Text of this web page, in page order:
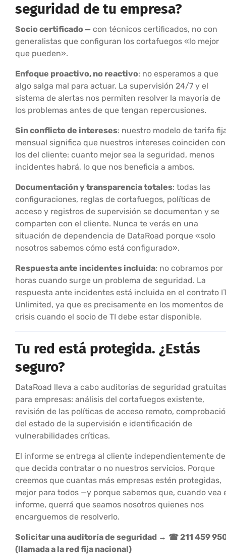
seguridad de tu empresa?
Socio certificado — con técnicos certificados, no con
generalistas que configuran los cortafuegos «lo mejor
que pueden».
Enfoque proactivo, no reactivo: no esperamos a que
algo salga mal para actuar. La supervisión 24/7 y el
sistema de alertas nos permiten resolver la mayoría de
los problemas antes de que tengan repercusiones.
Sin conflicto de intereses: nuestro modelo de tarifa
mensual significa que nuestros intereses coinciden con
los del cliente: cuanto mejor sea la seguridad, menos
incidentes habrá, lo que nos beneficia a ambos.
Documentación y transparencia totales: todas las
configuraciones, reglas de cortafuegos, políticas de
acceso y registros de supervisión se documentan y se
comparten con el cliente. Nunca te verás en una
situación de dependencia de DataRoad porque «solo
nosotros sabemos cómo está configurado».
Respuesta ante incidentes incluida: no cobramos por
horas cuando surge un problema de seguridad. La
respuesta ante incidentes está incluida en el contrato
Unlimited, ya que es precisamente en los momentos de
crisis cuando el socio de TI debe estar disponible.
Tu red está protegida. ¿Estás
seguro?
DataRoad lleva a cabo auditorías de seguridad
para empresas: análisis del cortafuegos existente,
revisión de las políticas de acceso remoto,
del estado de la supervisión e identificación de
vulnerabilidades críticas.
El informe se entrega al cliente independientemente de
que decida contratar o no nuestros servicios. Porque
creemos que cuantas más empresas estén protegidas,
mejor para todos —y porque sabemos que, cuando vea
informe, querrá que seamos nosotros quienes nos
encarguemos de resolverlo.
Solicitar una auditoría de seguridad → ☎ 211 459
(llamada a la red fija nacional)